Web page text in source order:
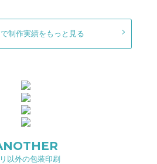
で制作実績をもっと見る
以外の包装印刷